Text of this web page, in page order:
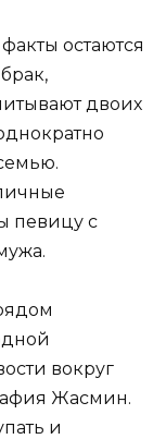
остаются
двоих
певицу с
вокруг
Жасмин.
и